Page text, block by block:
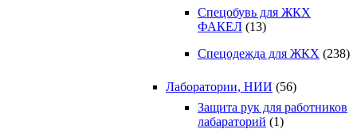
Спецобувь для ЖКХ
ФАКЕЛ (13)
Спецодежда для ЖКХ (238)
Лаборатории, НИИ (56)
Защита рук для работников
лабараторий (1)